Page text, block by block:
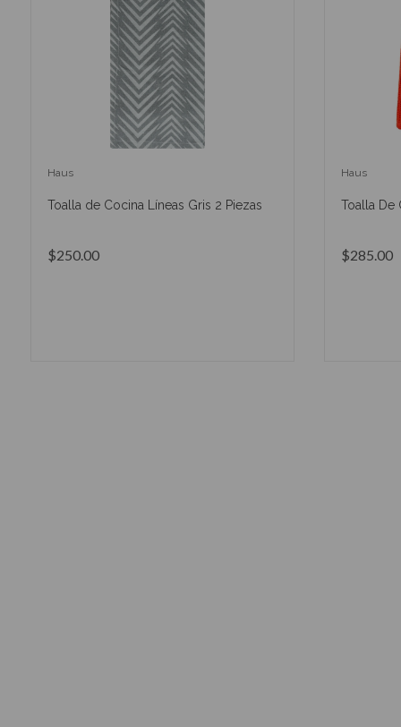
Haus
Toalla de Cocina Líneas Gris 2 Piezas
$250.00
Haus
Toalla De
$285.00